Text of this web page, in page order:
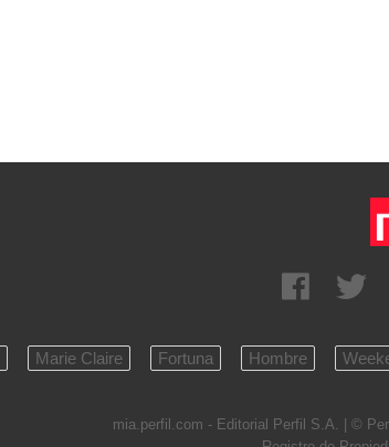
Marie Claire Fortuna Hombre
mia.perfil.com - Editorial Perfil S.A.
| ©